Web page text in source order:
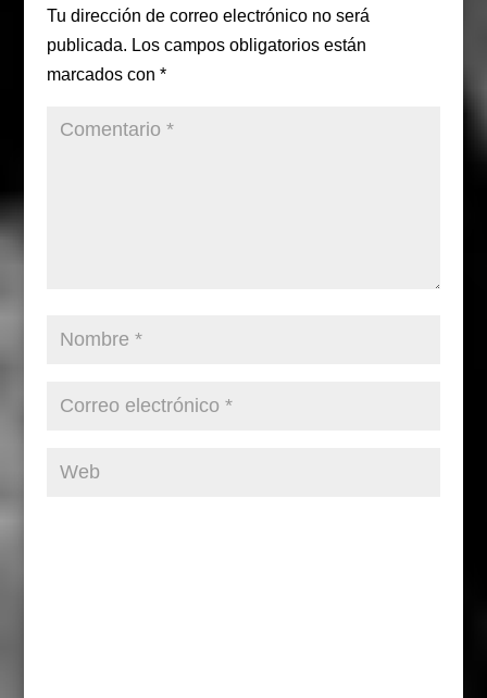
Tu dirección de correo electrónico no será
publicada. Los campos obligatorios están
marcados con *